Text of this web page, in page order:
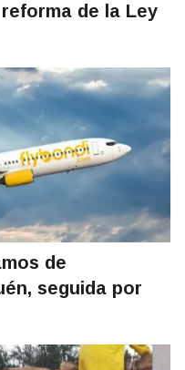
de la Ley
de
seguida por